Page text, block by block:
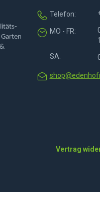
Telefon:
MO - FR:
SA:
Vertrag